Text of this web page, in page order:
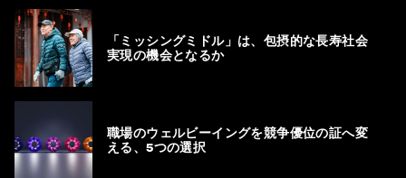
「ミッシングミドル」は、包摂的な長寿社会
実現の機会となるか
職場のウェルビーイングを競争優位の証へ変
える、5つの選択